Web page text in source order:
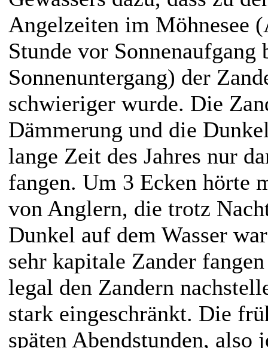
Angelzeiten im Möhnesee
Stunde vor Sonnenaufgang
Sonnenuntergang) der
schwieriger wurde. Die
Dämmerung und die
lange Zeit des Jahres nur
fangen. Um 3 Ecken hörte
von Anglern, die trotz
Dunkel auf dem Wasser
sehr kapitale Zander
legal den Zandern
stark eingeschränkt. Die
späten Abendstunden, also